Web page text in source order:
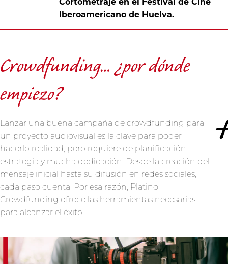
Iberoamericano de Huelva.
Crowdfunding… ¿por dónde
empiezo?
Lanzar una buena campaña de crowdfunding para
un proyecto audiovisual es la clave para poder
hacerlo realidad, pero requiere de planificación,
estrategia y mucha dedicación. Desde la creación del
mensaje inicial hasta su difusión en redes sociales,
cada paso cuenta. Por esa razón, Platino
Crowdfunding ofrece las herramientas necesarias
para alcanzar el éxito.